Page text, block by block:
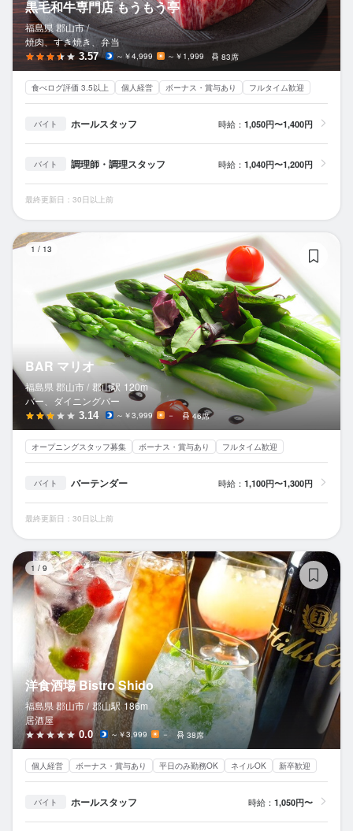
黒毛和牛専門店 もうもう亭
福島県 郡山市 /
焼肉、すき焼き、弁当
3.57 ～￥4,999 ～￥1,999 83席
食べログ評価 3.5以上 個人経営 ボーナス・賞与あり フルタイム歓迎
バイト ホールスタッフ 時給： 1,050円〜1,400円
バイト 調理師・調理スタッフ 時給： 1,040円〜1,200円
最終更新日：30日以上前
1 / 13
BAR マリオ
福島県 郡山市 / 郡山駅 120m
バー、ダイニングバー
3.14 ～￥3,999 － 46席
オープニングスタッフ募集 ボーナス・賞与あり フルタイム歓迎
バイト バーテンダー 時給： 1,100円〜1,300円
最終更新日：30日以上前
1 / 9
洋食酒場 Bistro Shido
福島県 郡山市 / 郡山駅 186m
居酒屋
0.0 ～￥3,999 － 38席
個人経営 ボーナス・賞与あり 平日のみ勤務OK ネイルOK 新卒歓迎
バイト ホールスタッフ 時給： 1,050円〜